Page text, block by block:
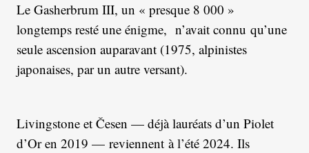
Le Gasherbrum III, un « presque 8 000 »
longtemps resté une énigme, n’avait connu qu’une
seule ascension auparavant (1975, alpinistes
japonaises, par un autre versant).
Livingstone et Česen — déjà lauréats d’un Piolet
d’Or en 2019 — reviennent à l’été 2024. Ils